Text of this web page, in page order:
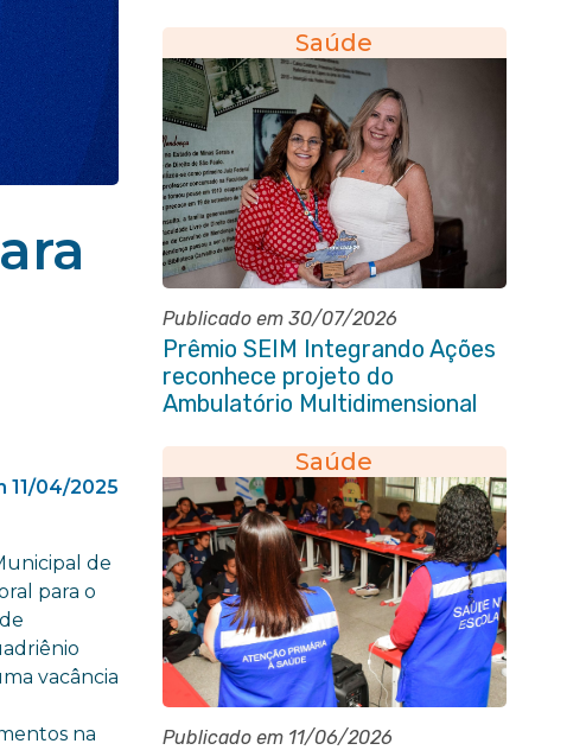
11/04/2025
de
para o
vacância
na
Saúde
Publicado em 30/07/2026
Prêmio SEIM Integrando Ações
reconhece projeto do
Ambulatório Multidimensional
Saúde
Publicado em 11/06/2026